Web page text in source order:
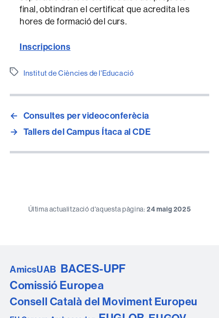
final, obtindran el certificat que acredita les
hores de formació del curs.
Inscripcions
Etiquetes
Institut de Ciències de l'Educació
← Consultes per videoconferècia
→ Tallers del Campus Ítaca al CDE
Última actualització d'aquesta pàgina:24 maig 2025
AmicsUAB BACES-UPF
Comissió Europea
Consell Català del Moviment Europeu